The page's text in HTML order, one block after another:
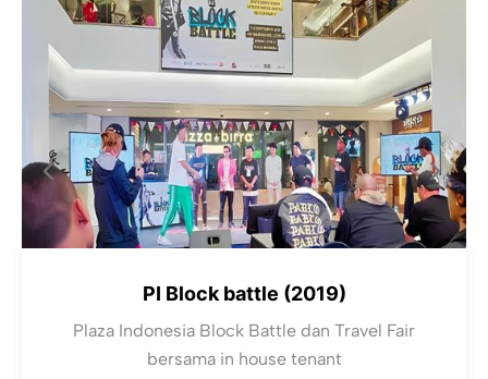
PI Block battle (2019)
Plaza Indonesia Block Battle dan Travel Fair
bersama in house tenant